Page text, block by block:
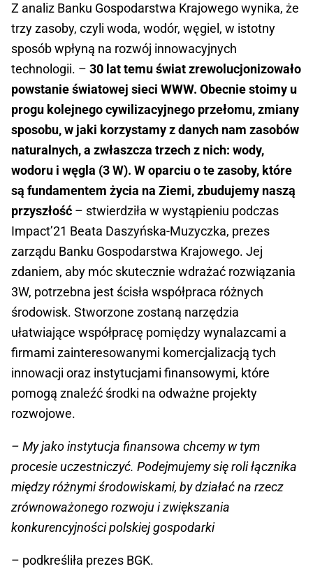
Z analiz Banku Gospodarstwa Krajowego wynika, że
trzy zasoby, czyli woda, wodór, węgiel, w istotny
sposób wpłyną na rozwój innowacyjnych
technologii. – 30 lat temu świat zrewolucjonizowało
powstanie światowej sieci WWW. Obecnie stoimy u
progu kolejnego cywilizacyjnego przełomu, zmiany
sposobu, w jaki korzystamy z danych nam zasobów
naturalnych, a zwłaszcza trzech z nich: wody,
wodoru i węgla (3 W). W oparciu o te zasoby, które
są fundamentem życia na Ziemi, zbudujemy naszą
przyszłość – stwierdziła w wystąpieniu podczas
Impact’21 Beata Daszyńska-Muzyczka, prezes
zarządu Banku Gospodarstwa Krajowego. Jej
zdaniem, aby móc skutecznie wdrażać rozwiązania
3W, potrzebna jest ścisła współpraca różnych
środowisk. Stworzone zostaną narzędzia
ułatwiające współpracę pomiędzy wynalazcami a
firmami zainteresowanymi komercjalizacją tych
innowacji oraz instytucjami finansowymi, które
pomogą znaleźć środki na odważne projekty
rozwojowe.
– My jako instytucja finansowa chcemy w tym
procesie uczestniczyć. Podejmujemy się roli łącznika
między różnymi środowiskami, by działać na rzecz
zrównoważonego rozwoju i zwiększania
konkurencyjności polskiej gospodarki
– podkreśliła prezes BGK.